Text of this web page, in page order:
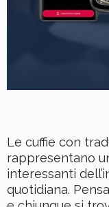
Le cuffie con
rappresentano
interessanti
quotidiana.